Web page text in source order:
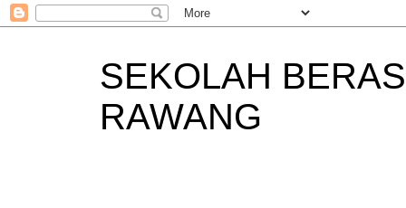
SEKOLAH
RAWANG